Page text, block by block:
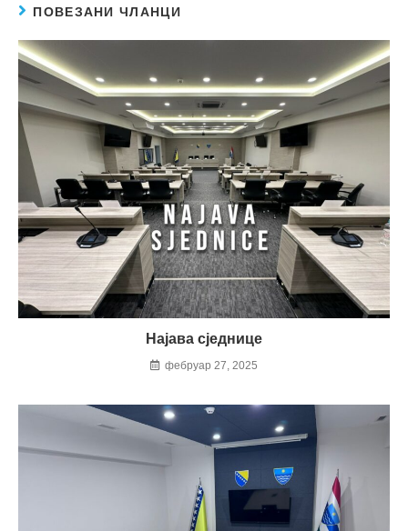
ПОВЕЗАНИ ЧЛАНЦИ
Најава сједнице
фебруар 27, 2025